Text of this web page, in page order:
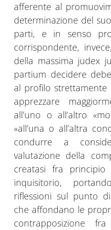
afferente al
determinazione del
parti, e in senso
corrispondente,
della massima judex
partium decidere
al profilo
apprezzare
all’uno o all’altro
«all’una o all’altra
condurre a
valutazione della
creatasi fra
inquisitorio,
riflessioni sul punto
che affondano le
contrapposizione